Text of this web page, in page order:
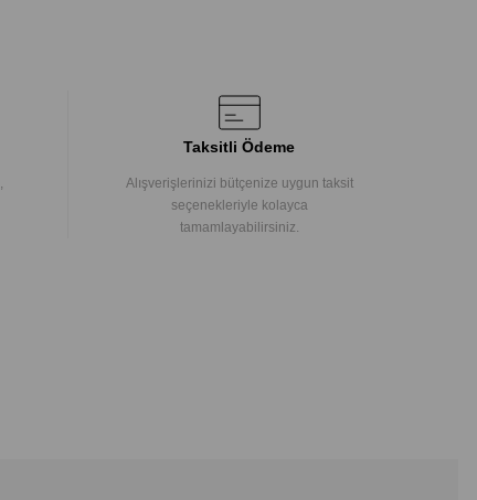
Taksitli Ödeme
Alışverişlerinizi bütçenize uygun taksit
seçenekleriyle kolayca
tamamlayabilirsiniz.